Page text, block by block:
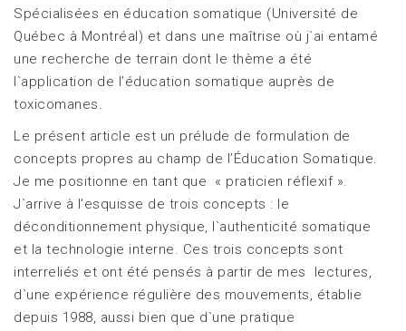
Spécialisées en éducation somatique (Université de
Québec à Montréal) et dans une maîtrise où j`ai entamé
une recherche de terrain dont le thème a été
l`application de l’éducation somatique auprès de
toxicomanes.
Le présent article est un prélude de formulation de
concepts propres au champ de l’Éducation Somatique.
Je me positionne en tant que « praticien réflexif ».
J`arrive à l’esquisse de trois concepts : le
déconditionnement physique, l`authenticité somatique
et la technologie interne. Ces trois concepts sont
interreliés et ont été pensés à partir de mes lectures,
d`une expérience régulière des mouvements, établie
depuis 1988, aussi bien que d`une pratique